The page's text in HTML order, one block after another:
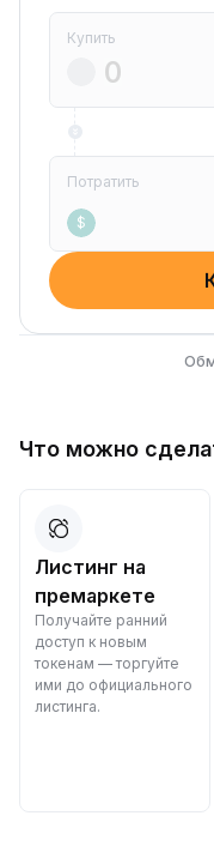
Купить
Потратить
$
Что можно
Листинг на
премаркете
Получайте ранний
доступ к новым
токенам — торгуйте
ими до официального
листинга.